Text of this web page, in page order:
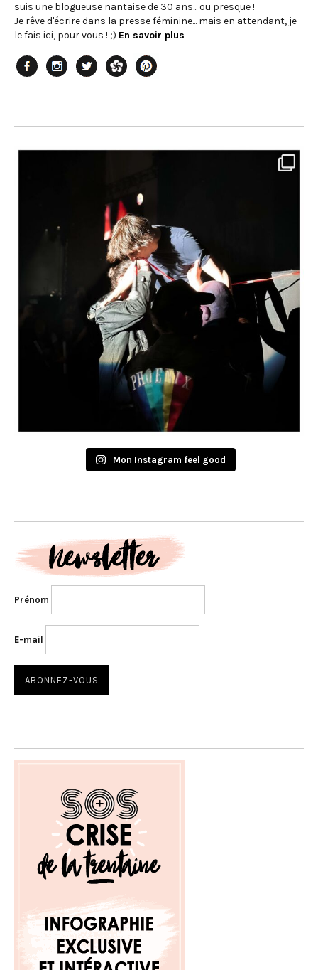
suis une blogueuse nantaise de 30 ans... ou presque !
Je rêve d'écrire dans la presse féminine... mais en attendant, je
le fais ici, pour vous ! ;) En savoir plus
Mon Instagram feel good
Prénom
E-mail